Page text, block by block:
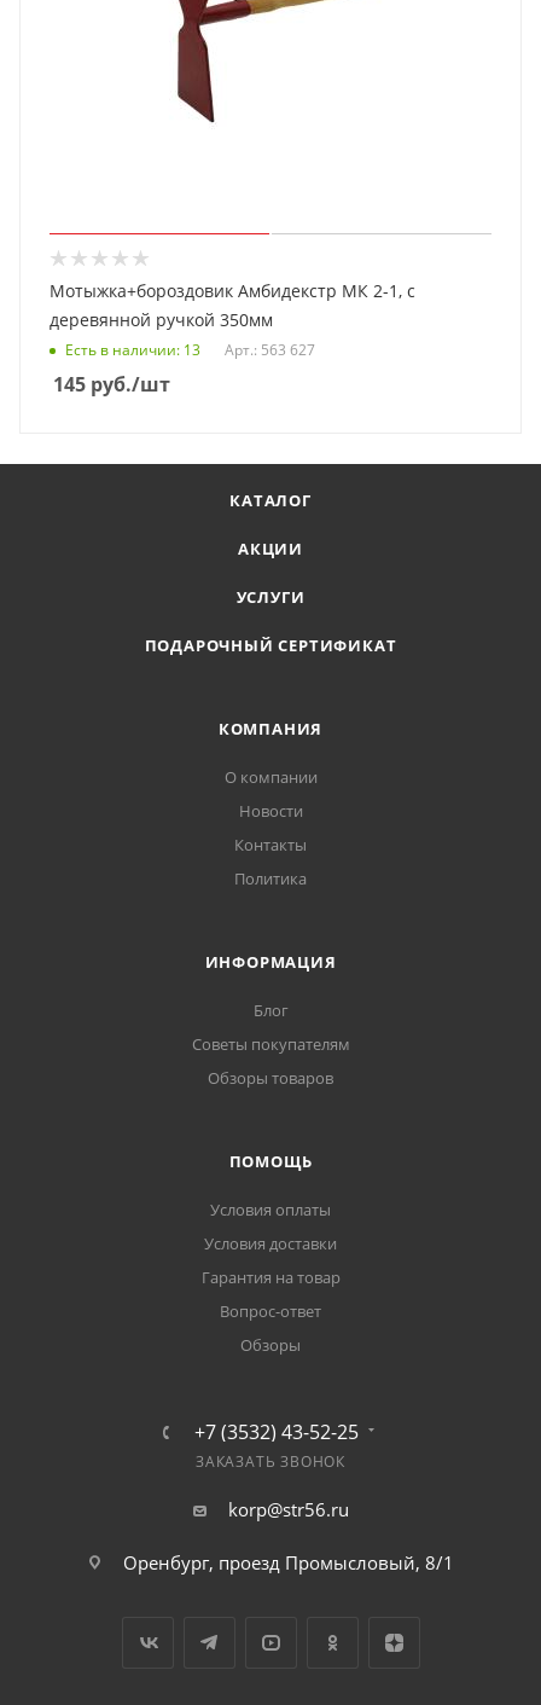
Мотыжка+бороздовик Амбидекстр МК 2-1, с
деревянной ручкой 350мм
Есть в наличии: 13 Арт.: 563 627
145 руб./шт
КАТАЛОГ
АКЦИИ
УСЛУГИ
ПОДАРОЧНЫЙ СЕРТИФИКАТ
КОМПАНИЯ
О компании
Новости
Контакты
Политика
ИНФОРМАЦИЯ
Блог
Советы покупателям
Обзоры товаров
ПОМОЩЬ
Условия оплаты
Условия доставки
Гарантия на товар
Вопрос-ответ
Обзоры
+7 (3532) 43-52-25
ЗАКАЗАТЬ ЗВОНОК
korp@str56.ru
Оренбург, проезд Промысловый, 8/1